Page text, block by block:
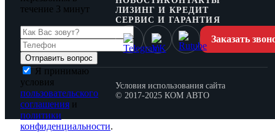
течение 3 минут
Я принимаю
условия
пользовательского
соглашения и
политики
конфиденциальности.
ЛИЗИНГ И КРЕДИТ
СЕРВИС И ГАРАНТИЯ
Заказать
Условия использования сайта
© 2017-2025 КОМ АВТО